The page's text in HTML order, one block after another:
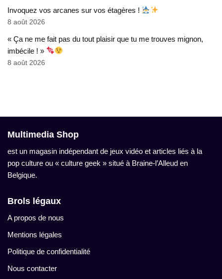
Invoquez vos arcanes sur vos étagères !
8 août 2026
« Ça ne me fait pas du tout plaisir que tu me trouves mignon,
imbécile ! »
8 août 2026
Multimedia Shop
est un magasin indépendant de jeux vidéo et articles liés à la
pop culture ou « culture geek » situé à Braine-l’Alleud en
Belgique.
Brols légaux
A propos de nous
Mentions légales
Politique de confidentialité
Nous contacter